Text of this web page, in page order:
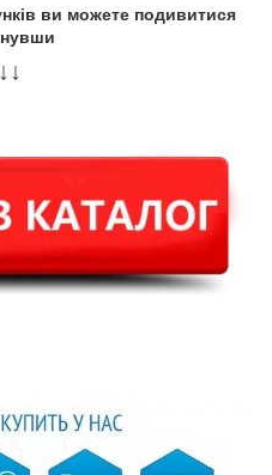
ви можете подивитися